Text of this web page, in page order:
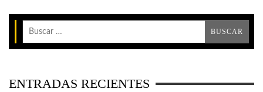
ENTRADAS RECIENTES